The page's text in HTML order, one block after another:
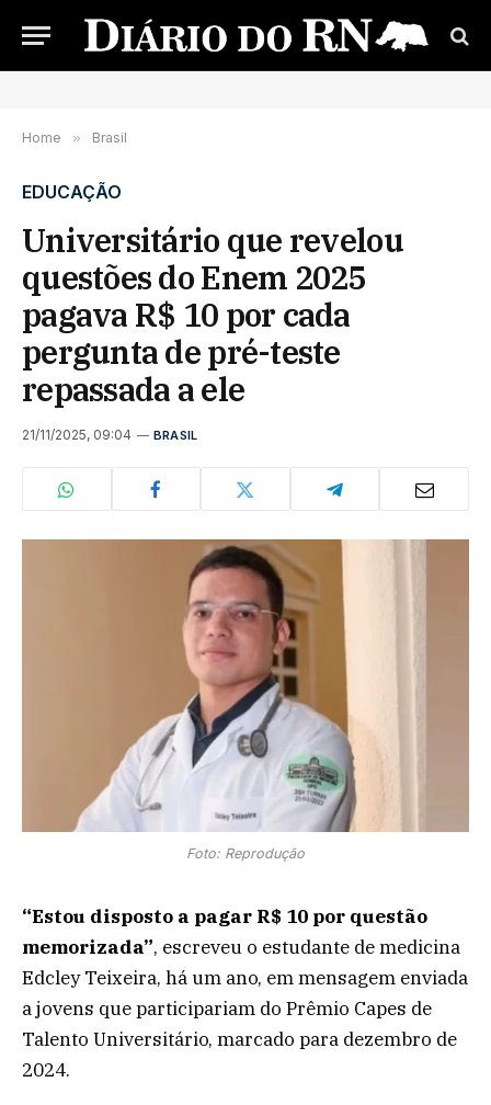
Home » Brasil
EDUCAÇÃO
Universitário que revelou
questões do Enem 2025
pagava R$ 10 por cada
pergunta de pré-teste
repassada a ele
21/11/2025, 09:04 BRASIL
Foto: Reprodução
“Estou disposto a pagar R$ 10 por questão
memorizada”, escreveu o estudante de medicina
Edcley Teixeira, há um ano, em mensagem enviada
a jovens que participariam do Prêmio Capes de
Talento Universitário, marcado para dezembro de
2024.